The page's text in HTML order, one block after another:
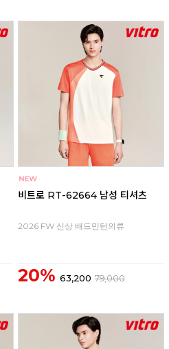
비트로 RT-62664 남성 티셔츠
2026 FW 신상 배드민턴의류
20% 63,200 79,000